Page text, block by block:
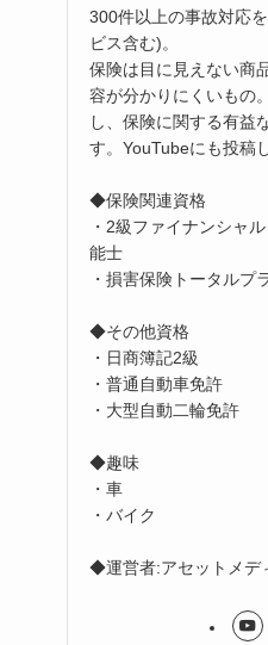
300件以上の事故対応
ビス含む)。
保険は目に見えない商
容が分かりにくいもの
し、保険に関する有益
す。YouTubeにも投稿
◆保険関連資格
・2級ファイナンシャ
能士
・損害保険トータルプ
◆その他資格
・日商簿記2級
・普通自動車免許
・大型自動二輪免許
◆趣味
・車
・バイク
◆運営者:アセットメデ